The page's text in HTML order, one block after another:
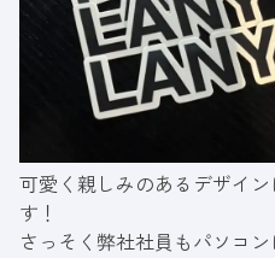
可愛く親しみのあるデザイ
す！
さっそく弊社社員もパソコ